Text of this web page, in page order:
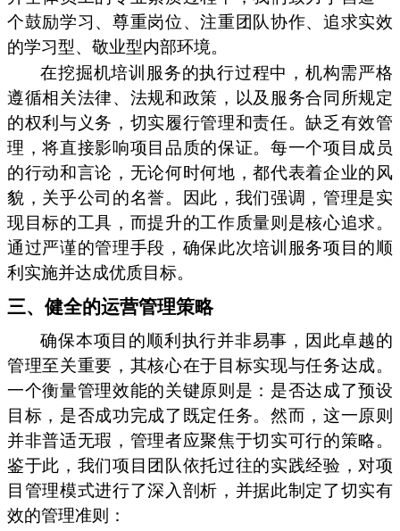
个鼓励学习、尊重岗位、注重团队协作、追求实效
的学习型、敬业型内部环境。
在挖掘机培训服务的执行过程中，机构需严格
遵循相关法律、法规和政策，以及服务合同所规定
的权利与义务，切实履行管理和责任。缺乏有效管
理，将直接影响项目品质的保证。每一个项目成员
的行动和言论，无论何时何地，都代表着企业的风
貌，关乎公司的名誉。因此，我们强调，管理是实
现目标的工具，而提升的工作质量则是核心追求。
通过严谨的管理手段，确保此次培训服务项目的顺
利实施并达成优质目标。
三、健全的运营管理策略
确保本项目的顺利执行并非易事，因此卓越的
管理至关重要，其核心在于目标实现与任务达成。
一个衡量管理效能的关键原则是：是否达成了预设
目标，是否成功完成了既定任务。然而，这一原则
并非普适无瑕，管理者应聚焦于切实可行的策略。
鉴于此，我们项目团队依托过往的实践经验，对项
目管理模式进行了深入剖析，并据此制定了切实有
效的管理准则：